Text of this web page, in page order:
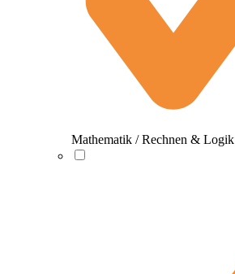
Mathematik / Rechnen & Logik